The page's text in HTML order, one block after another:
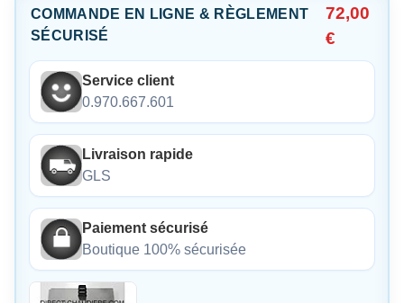
COMMANDE EN LIGNE & RÈGLEMENT
SÉCURISÉ
72,00
€
Service client
0.970.667.601
Livraison rapide
GLS
Paiement sécurisé
Boutique 100% sécurisée